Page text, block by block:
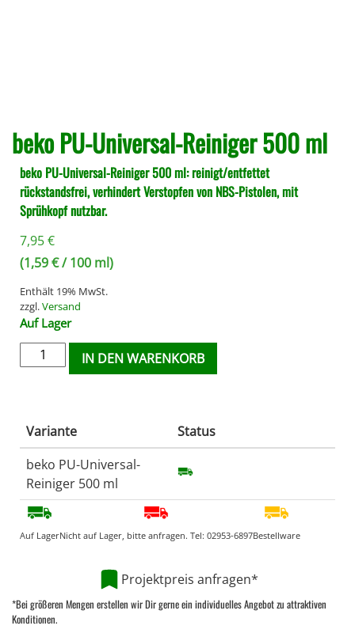
beko PU-Universal-Reiniger 500 ml
beko PU-Universal-Reiniger 500 ml: reinigt/entfettet
rückstandsfrei, verhindert Verstopfen von NBS-Pistolen, mit
Sprühkopf nutzbar.
7,95€
(1,59€/ 100 ml)
Enthält 19% MwSt.
zzgl.Versand
Auf Lager
IN DEN WARENKORB
Variante
Status
beko PU-Universal-
Reiniger 500 ml
Auf LagerNicht auf Lager, bitte anfragen. Tel: 02953-6897Bestellware
Projektpreis anfragen*
*Bei größeren Mengen erstellen wir Dir gerne ein individuelles Angebot zu attraktiven
Konditionen.